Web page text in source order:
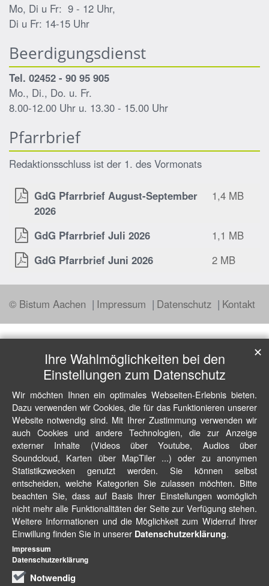
Mo, Di u Fr: 9 - 12 Uhr,
Di u Fr: 14-15 Uhr
Beerdigungsdienst
Tel. 02452 - 90 95 905
Mo., Di., Do. u. Fr.
8.00-12.00 Uhr u. 13.30 - 15.00 Uhr
Pfarrbrief
Redaktionsschluss ist der 1. des Vormonats
GdG Pfarrbrief August-September
2026
1,4 MB
GdG Pfarrbrief Juli 2026
1,1 MB
GdG Pfarrbrief Juni 2026
2 MB
© Bistum Aachen Impressum Datenschutz Kontakt
Ihre Wahlmöglichkeiten bei den
Einstellungen zum Datenschutz
Wir möchten Ihnen ein optimales Webseiten-Erlebnis bieten.
Dazu verwenden wir Cookies, die für das Funktionieren unserer
Website notwendig sind. Mit Ihrer Zustimmung verwenden wir
auch Cookies und andere Technologien, die zur Anzeige
externer Inhalte (Videos über Youtube, Audios über
Soundcloud, Karten über MapTiler ...) oder zu anonymen
Statistikzwecken genutzt werden. Sie können selbst
entscheiden, welche Kategorien Sie zulassen möchten. Bitte
beachten Sie, dass auf Basis Ihrer Einstellungen womöglich
nicht mehr alle Funktionalitäten der Seite zur Verfügung stehen.
Weitere Informationen und die Möglichkeit zum Widerruf Ihrer
Einwillung finden Sie in unserer Datenschutzerklärung.
Notwendig
✕
Impressum
Datenschutzerklärung